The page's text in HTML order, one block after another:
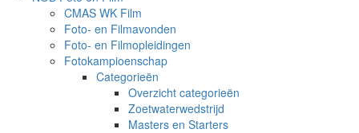
CMAS WK Film
Foto- en Filmavonden
Foto- en Filmopleidingen
Fotokampioenschap
Categorieën
Overzicht categorieën
Zoetwaterwedstrijd
Masters en Starters